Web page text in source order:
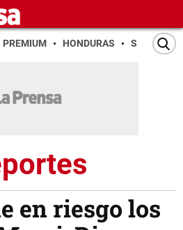
PREMIUM HONDURAS SAN PEDRO
en riesgo los